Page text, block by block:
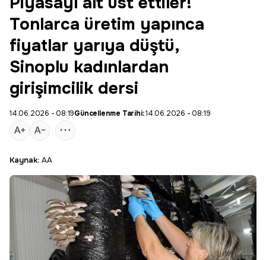
Tonlarca üretim yapınca
fiyatlar yarıya düştü,
Sinoplu kadınlardan
girişimcilik dersi
14.06.2026 - 08:19Güncellenme Tarihi:14.06.2026 - 08:19
Kaynak: AA